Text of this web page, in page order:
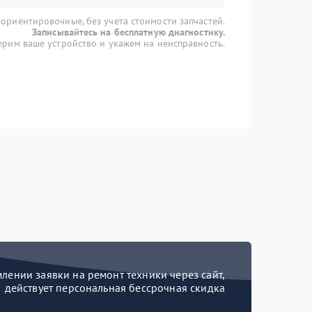
без учета стоимости запчастей.
Записывайтесь на бесплатную диагностику.
ваше устройство и укажем на неисправность.
заявки на ремонт техники через сайт,
действует персональная бессрочная скидка